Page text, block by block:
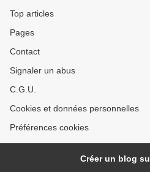
Top articles
Pages
Contact
Signaler un abus
C.G.U.
Cookies et données personnelles
Préférences cookies
Créer un blog